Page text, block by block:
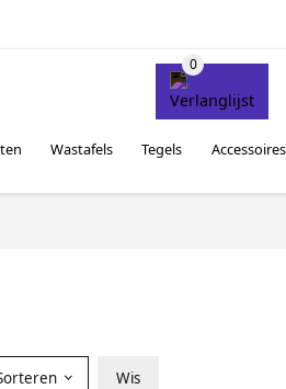
Wastafels Tegels Accessoires
Wis